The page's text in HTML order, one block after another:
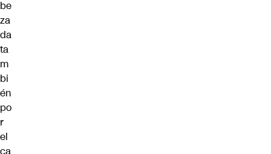
be
za
da
ta
m
bi
én
po
r
el
ca